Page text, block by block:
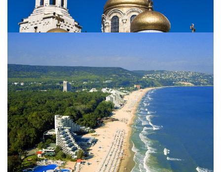
Goûtez aux plats typiques bulgares. Retrouvez les
savoureuses recettes traditionnelles.View more